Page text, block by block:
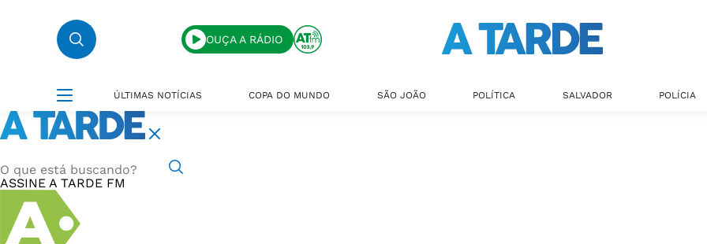
OUÇA A RÁDIO
ÚLTIMAS NOTÍCIAS COPA DO MUNDO SÃO JOÃO POLÍTICA SALVADOR POLÍCIA
ASSINE A TARDE FM